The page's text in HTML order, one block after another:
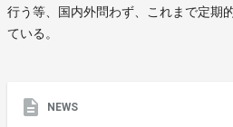
行う等、国内外問わず、これまで定期
ている。
NEWS